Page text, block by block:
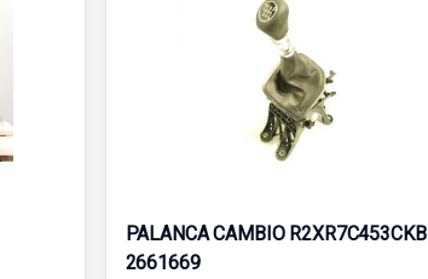
PALANCA CAMBIO R2XR7C453CKB
2661669